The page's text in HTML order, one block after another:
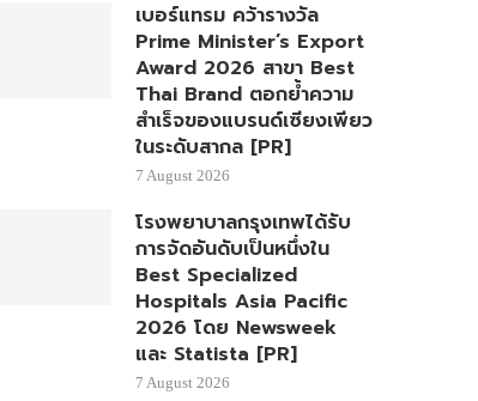
เบอร์แทรม คว้ารางวัล
Prime Minister’s Export
Award 2026 สาขา Best
Thai Brand ตอกย้ำความ
สำเร็จของแบรนด์เซียงเพียว
ในระดับสากล [PR]
7 August 2026
โรงพยาบาลกรุงเทพได้รับ
การจัดอันดับเป็นหนึ่งใน
Best Specialized
Hospitals Asia Pacific
2026 โดย Newsweek
และ Statista [PR]
7 August 2026